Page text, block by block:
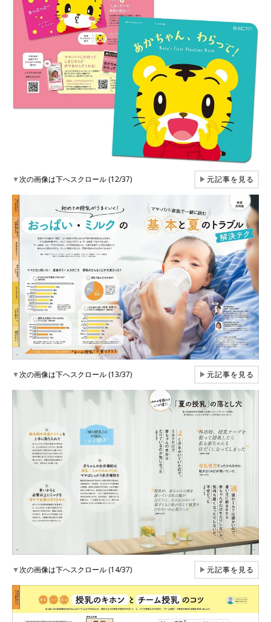
▼次の画像は下へスクロール (12/37) ▶元記事を見る
▼次の画像は下へスクロール (13/37) ▶元記事を見る
▼次の画像は下へスクロール (14/37) ▶元記事を見る